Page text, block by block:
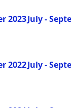
2023July -
2022July -